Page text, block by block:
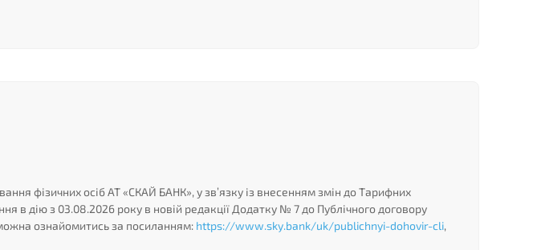
фізичних осіб АТ «СКАЙ БАНК», у зв’язку із внесенням змін до Тарифних
в дію з 03.08.2026 року в новій редакції Додатку № 7 до Публічного договору
ознайомитись за посиланням: https://www.sky.bank/uk/publichnyi-dohovir-cli,